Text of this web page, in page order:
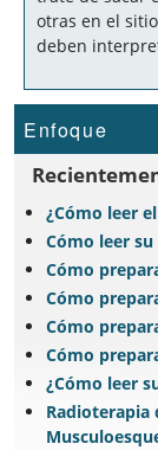
otras en el
deben
Enfoque
¿Cómo leer
Cómo leer
Cómo
Cómo
Cómo
Cómo
¿Cómo leer
Radioterapia